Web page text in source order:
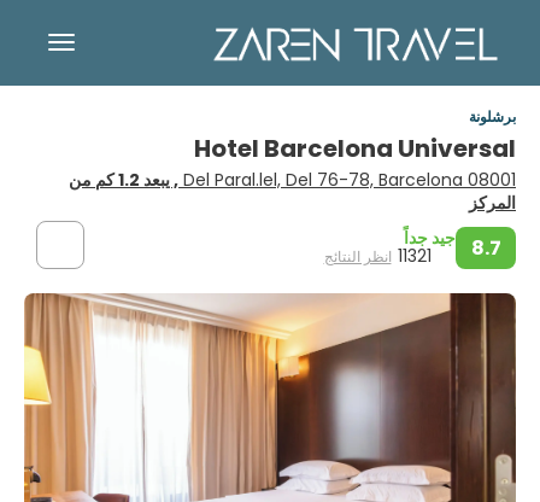
برشلونة
Hotel Barcelona Universal
Del Paral.lel, Del 76-78, Barcelona 08001
, يبعد 1.2 كم من
المركز
8.7 جيد جداً
11321 انظر النتائج